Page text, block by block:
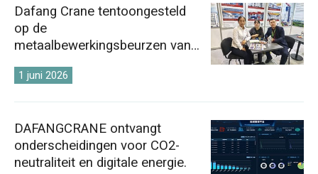
Dafang Crane tentoongesteld
op de
metaalbewerkingsbeurzen van
Kazachstan en Oezbekistan in
2026.
1 juni 2026
DAFANGCRANE ontvangt
onderscheidingen voor CO2-
neutraliteit en digitale energie.